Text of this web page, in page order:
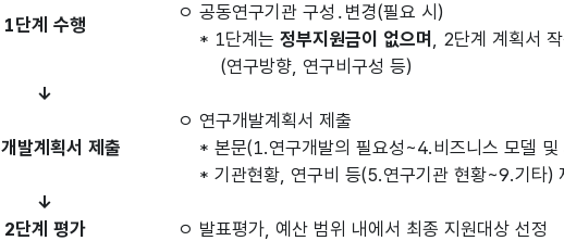
1단계 수행
ㅇ 공동연구기관 구성․변경(필요 시)
* 1단계는정부지원금이 없으며 , 2단계 계획서
(연구방향, 연구비구성 등)
↓
발계획서 제출
ㅇ 연구개발계획서 제출
* 본문(1.연구개발의 필요성~4.비즈니스 모델 및
* 기관현황, 연구비 등(5.연구기관 현황~9.기타)
↓
2단계 평가
ㅇ 발표평가, 예산 범위 내에서 최종 지원대상 선정